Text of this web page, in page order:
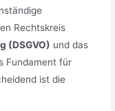
Rechtskreis
(DSGVO) und das
Fundament für
ist die